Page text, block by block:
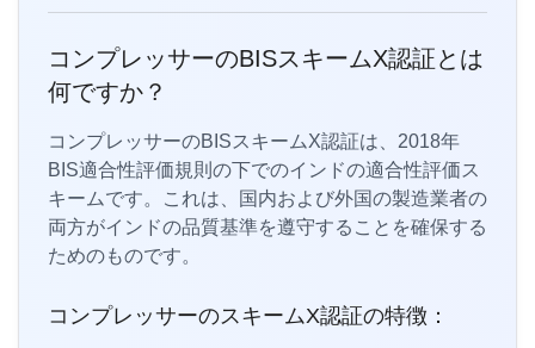
コンプレッサーのBISスキームX認証とは
何ですか？
コンプレッサーのBISスキームX認証は、2018年
BIS適合性評価規則の下でのインドの適合性評価ス
キームです。これは、国内および外国の製造業者の
両方がインドの品質基準を遵守することを確保する
ためのものです。
コンプレッサーのスキームX認証の特徴：